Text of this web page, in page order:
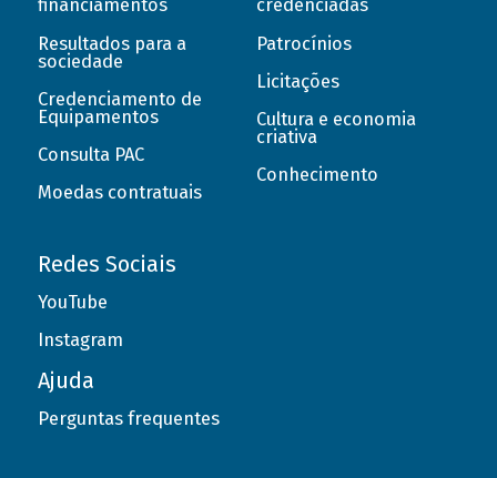
financiamentos
Resultados para a
sociedade
Credenciamento de
Equipamentos
Consulta PAC
Moedas contratuais
credenciadas
Patrocínios
Licitações
Cultura e economia
criativa
Conhecimento
Redes Sociais
YouTube
Instagram
Ajuda
Perguntas frequentes